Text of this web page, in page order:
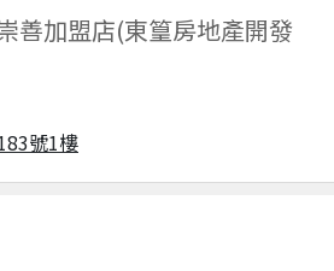
善加盟店(東篁房地產開發
號1樓